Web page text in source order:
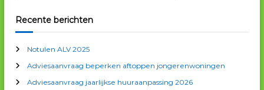
a
v
i
k
e
n
a
a
Recente berichten
Notulen ALV 2025
Adviesaanvraag beperken aftoppen jongerenwoningen
Adviesaanvraag jaarlijkse huuraanpassing 2026